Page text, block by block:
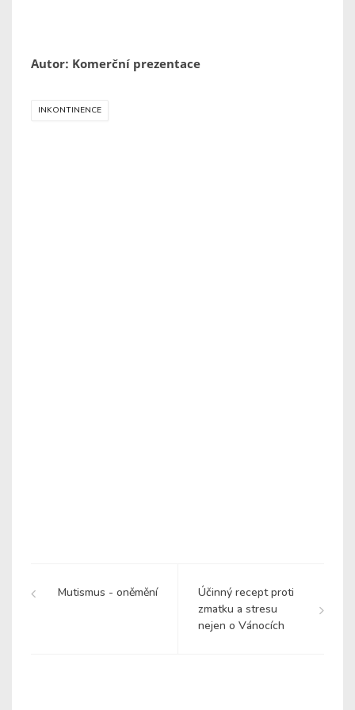
Autor: Komerční prezentace
INKONTINENCE
Mutismus - oněmění
Účinný recept proti
zmatku a stresu
nejen o Vánocích